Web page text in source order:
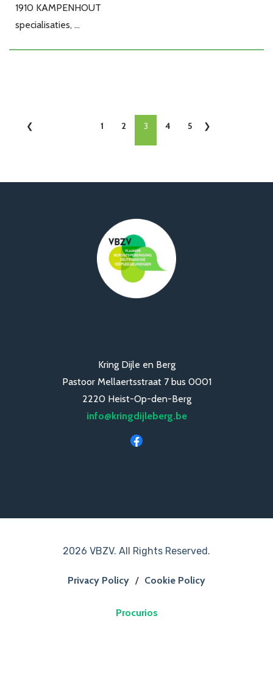
1910 KAMPENHOUT
specialisaties, ...
1 2 3 4 5
Kring Dijle en Berg
Pastoor Mellaertsstraat 7 bus 0001
2220 Heist-Op-den-Berg
info@kringdijleberg.be
2026 VBZV. All Rights Reserved.
Privacy Policy / Cookie Policy
Procurios